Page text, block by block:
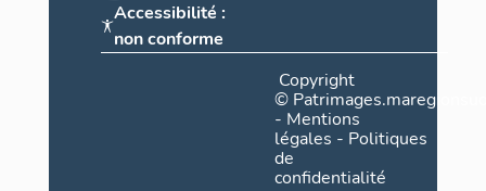
Accessibilité :
non conforme
Copyright
©
- Mentions
légales - Politiques
de
confidentialité